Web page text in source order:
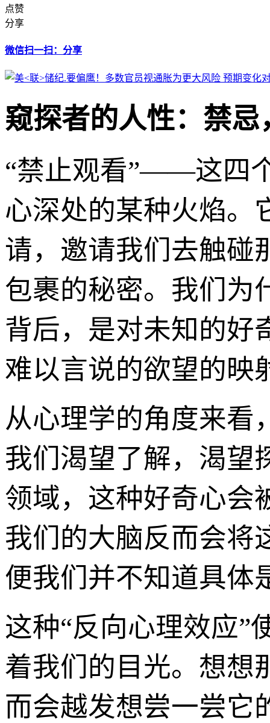
点赞
分享
微信扫一扫：分享
窥探者的人性：禁
“禁止观看”——这四
心深处的某种火焰。
请，邀请我们去触碰
包裹的秘密。我们为
背后，是对未知的好
难以言说的欲望的映
从心理学的角度来看
我们渴望了解，渴望
领域，这种好奇心会
我们的大脑反而会将
便我们并不知道具体
这种“反向心理效应”
着我们的目光。想想
而会越发想尝一尝它